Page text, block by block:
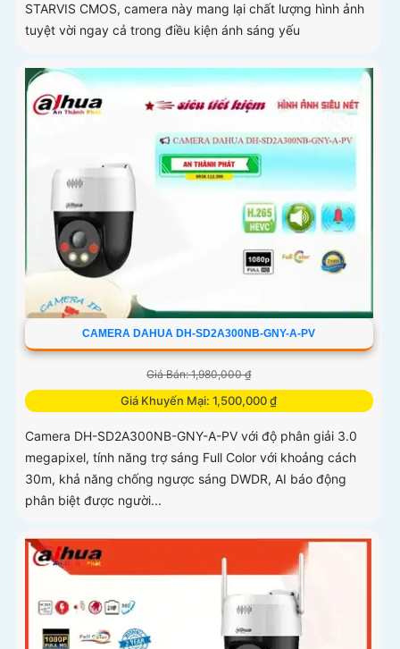
STARVIS CMOS, camera này mang lại chất lượng hình ảnh
tuyệt vời ngay cả trong điều kiện ánh sáng yếu
CAMERA DAHUA DH-SD2A300NB-GNY-A-PV
Giá Bán: 1,980,000 ₫
Giá Khuyến Mại: 1,500,000 ₫
Camera DH-SD2A300NB-GNY-A-PV với độ phân giải 3.0
megapixel, tính năng trợ sáng Full Color với khoảng cách
30m, khả năng chống ngược sáng DWDR, AI báo động
phân biệt được người...